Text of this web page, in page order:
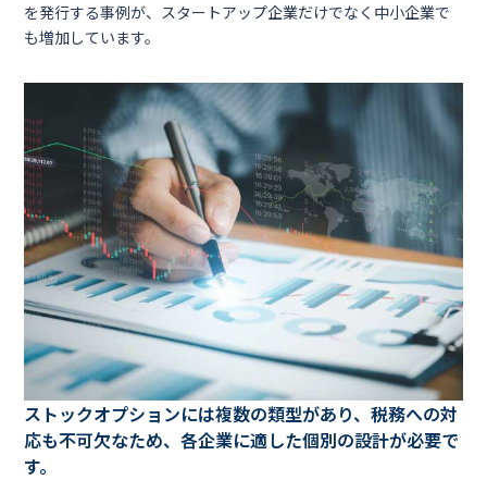
を発行する事例が、スタートアップ企業だけでなく中小企業で
も増加しています。
ストックオプションには複数の類型があり、税務への対
応も不可欠なため、各企業に適した個別の設計が必要で
す。